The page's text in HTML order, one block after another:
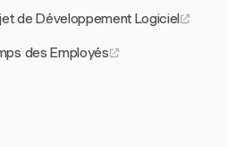
de Développement Logiciel
des Employés